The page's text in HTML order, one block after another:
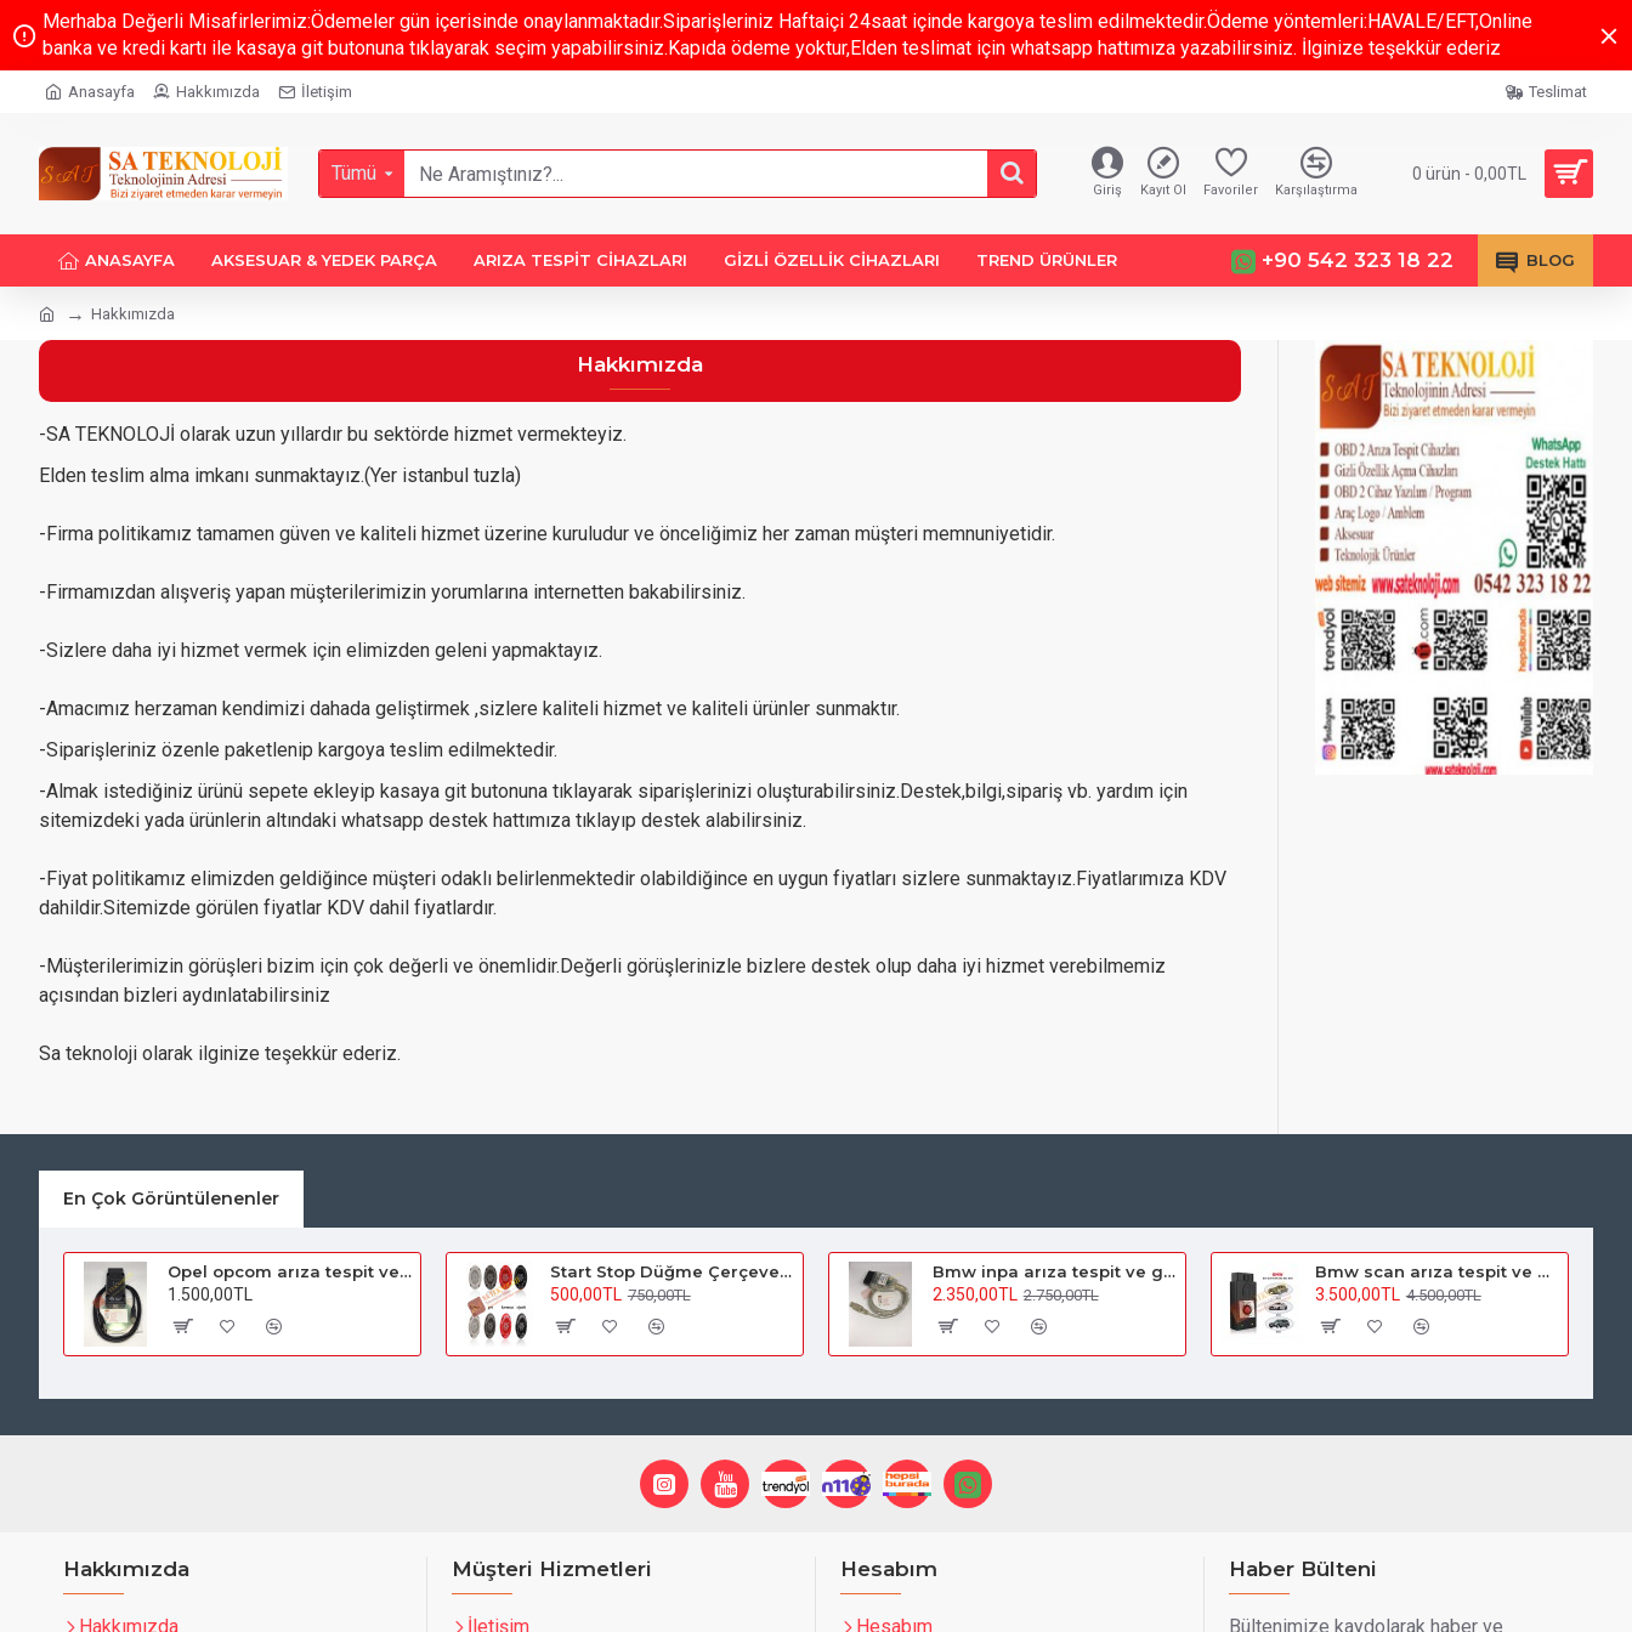
Merhaba Değerli Misafirlerimiz:Ödemeler gün içerisinde onaylanmaktadır.Siparişleriniz Haftaiçi 24saat içinde kargoya teslim edilmektedir.Ödeme yöntemleri:HAVALE/EFT,Online
banka ve kredi kartı ile kasaya git butonuna tıklayarak seçim yapabilirsiniz.Kapıda ödeme yoktur,Elden teslimat için whatsapp hattımıza yazabilirsiniz. İlginize teşekkür ederiz
Anasayfa Hakkımızda İletişim Teslimat
Tümü
Giriş Kayıt Ol Favoriler Karşılaştırma
0 ürün - 0,00TL
ANASAYFA AKSESUAR & YEDEK PARÇA ARIZA TESPİT CİHAZLARI GİZLİ ÖZELLİK CİHAZLARI TREND ÜRÜNLER +90 542 323 18 22 BLOG
Hakkımızda
Hakkımızda
-SA TEKNOLOJİ olarak uzun yıllardır bu sektörde hizmet vermekteyiz.
Elden teslim alma imkanı sunmaktayız.(Yer istanbul tuzla)
-Firma politikamız tamamen güven ve kaliteli hizmet üzerine kuruludur ve önceliğimiz her zaman müşteri memnuniyetidir.
-Firmamızdan alışveriş yapan müşterilerimizin yorumlarına internetten bakabilirsiniz.
-Sizlere daha iyi hizmet vermek için elimizden geleni yapmaktayız.
-Amacımız herzaman kendimizi dahada geliştirmek ,sizlere kaliteli hizmet ve kaliteli ürünler sunmaktır.
-Siparişleriniz özenle paketlenip kargoya teslim edilmektedir.
-Almak istediğiniz ürünü sepete ekleyip kasaya git butonuna tıklayarak siparişlerinizi oluşturabilirsiniz.Destek,bilgi,sipariş vb. yardım için
sitemizdeki yada ürünlerin altındaki whatsapp destek hattımıza tıklayıp destek alabilirsiniz.
-Fiyat politikamız elimizden geldiğince müşteri odaklı belirlenmektedir olabildiğince en uygun fiyatları sizlere sunmaktayız.Fiyatlarımıza KDV
dahildir.Sitemizde görülen fiyatlar KDV dahil fiyatlardır.
-Müşterilerimizin görüşleri bizim için çok değerli ve önemlidir.Değerli görüşlerinizle bizlere destek olup daha iyi hizmet verebilmemiz
açısından bizleri aydınlatabilirsiniz
Sa teknoloji olarak ilginize teşekkür ederiz.
En Çok Görüntülenenler
Opel opcom arıza tespit ve gizli özellik açma cihazı
1.500,00TL
Start Stop Düğme Çerçevesi (Yuvarlak)
500,00TL 750,00TL
Bmw inpa arıza tespit ve gizli özellik açma cihazı(Switchli)
2.350,00TL 2.750,00TL
Bmw scan arıza tespit ve gizli özellik açma cihazı
3.500,00TL 4.500,00TL
Hakkımızda
Hakkımızda
Müşteri Hizmetleri
İletişim
Hesabım
Hesabım
Haber Bülteni
Bültenimize kaydolarak haber ve